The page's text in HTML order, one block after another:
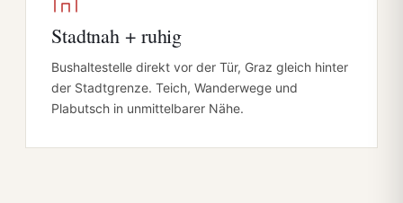
Stadtnah + ruhig
Bushaltestelle direkt vor der Tür, Graz gleich hinter
der Stadtgrenze. Teich, Wanderwege und
Plabutsch in unmittelbarer Nähe.